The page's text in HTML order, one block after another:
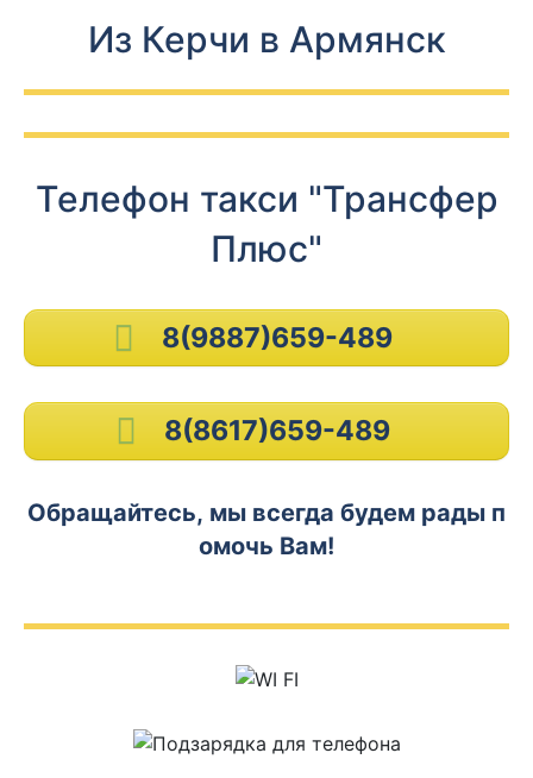
Из Керчи в Армянск
Телефон такси "Трансфер
Плюс"
8(9887)659-489
8(8617)659-489
Обращайтесь, мы всегда будем рады п
омочь Вам!